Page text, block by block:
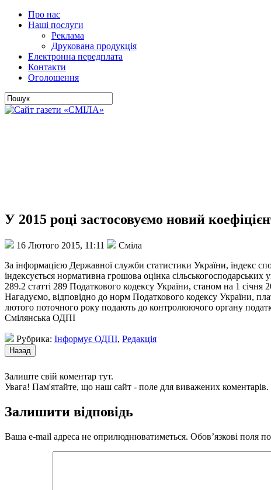
Про нас
Наші послуги
Реклама
Друкована продукція
Електронна передплата
Контакти
Оголошення
У 2015 році застосовуємо новий
16 Лютого 2015, 11:11
Сміла
За інформацією Державної служби статистики України, індекс
індексується нормативна грошова оцінка
289.2 статті 289 Податкового кодексу України, станом на 1 січня
Нагадуємо, відповідно до норм Податкового кодексу України,
лютого поточного року подають до контролюючого органу
Смілянська ОДПІ
Рубрика: Інформує ОДПІ, Редакція
Залиште свій коментар тут.
Увага! Пам'ятайте, що наш сайт - поле для виважених коментарів.
Залишити відповідь
Ваша e-mail адреса не оприлюднюватиметься. Обов’язкові поля